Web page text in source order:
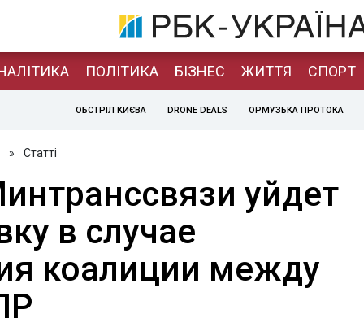
ПОЛІТИКА БІЗНЕС ЖИТТЯ СПОРТ
ОБСТРІЛ КИЄВА DRONE DEALS ОРМУЗЬКА ПРОТОКА
» Статті
уйдет
в случае
коалиции между